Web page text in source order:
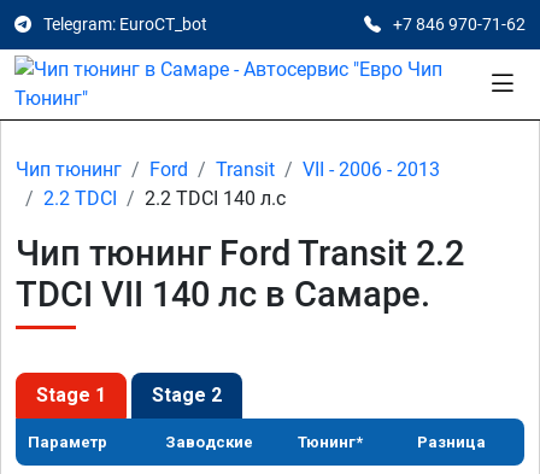
Telegram: EuroCT_bot +7 846 970-71-62
Чип тюнинг Ford Transit
VII - 2006 - 2013
2.2 TDCI
2.2 TDCI 140 л.с
Чип тюнинг Ford Transit 2.2
TDCI VII 140 лс в Самаре.
Stage 1 Stage 2
Параметр Заводские Тюнинг* Разница